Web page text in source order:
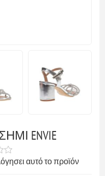
ENVIE
αυτό το προϊόν